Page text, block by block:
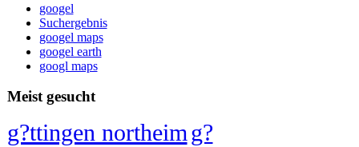
googel
Suchergebnis
googel maps
googel earth
googl maps
Meist gesucht
g?ttingen northeimg?